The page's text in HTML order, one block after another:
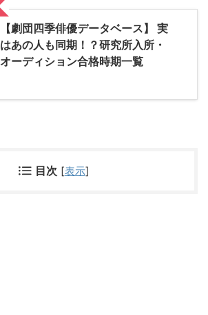
【劇団四季俳優データベース】 実
はあの人も同期！？研究所入所・
オーディション合格時期一覧
目次 [表示]